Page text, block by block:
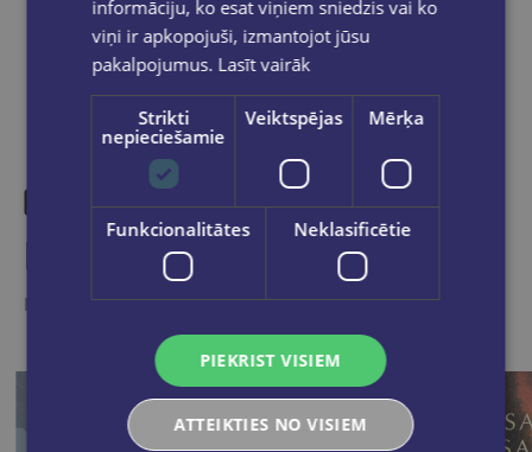
Līdzīgas preces
Ieskaties, varbūt noder
informāciju, ko esat viņiem sniedzis vai ko
viņi ir apkopojuši, izmantojot jūsu
pakalpojumus. Lasīt vairāk
Strikti
nepieciešamie
Veiktspējas Mērķa
Funkcionalitātes Neklasificētie
PIEKRIST VISIEM
ATTEIKTIES NO VISIEM